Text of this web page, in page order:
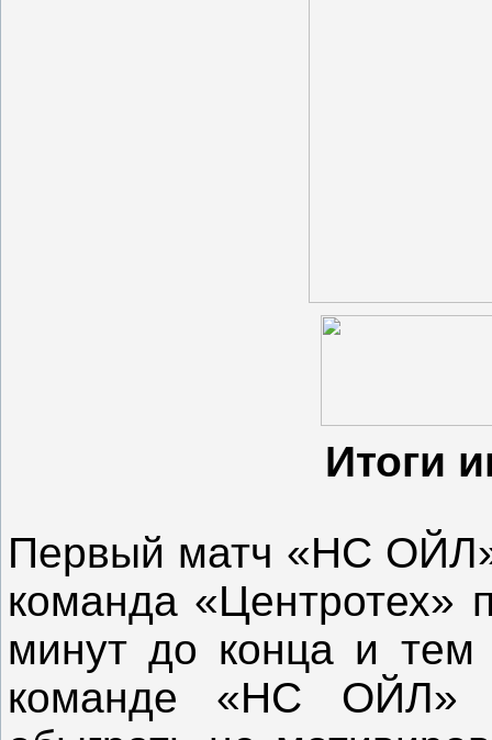
Итоги
Первый матч «НС
команда «Центротех»
минут до конца и
команде «НС ОЙЛ»